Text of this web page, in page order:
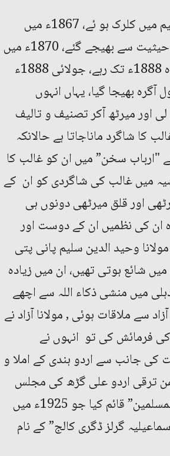
10 جولائی 1860ء کو سرکل میرٹھ کے محکمہ تعلیم میں کلرک ہو ئے، 1867ء میں
ڈسٹرکٹ اسکول سہارنپور میں فارسی کے استاد کی حیثیت سے بھیجے گئے، 1870ء میں
انسپکٹر مدارس کے دفتر میں واپس بلایا گیا جہاں وہ 1888ء تک رہے، جولائی 1888ء
بھیجا گیا، یہاں انہوں
لے لی اور میرٹھ آکر تصنیف و تالیف
شاگرد ماناجاتا ہے حالانکہ
"ارباب سخن” میں ان کو غالب کا
میں غالب کی شاگردی کو ان کے
اور قلق میرٹھی دونوں ہی
ان کی نظمیں ان کے دوست اور
وحید الدین سلیم پانی پتی
شائع ہوتی تھیں، ان میں زیادہ
میں منشی ذکاء اللہ سے اچھے
سے ملاقات ہوئی , مولانا آزاد نے
فرمائش کی تو انہوں نے
کی جانب سے اردو ہندی کے املا و
ترقی اردو علی گڑھ کی مجلس
شوریٰ کے بھی رکن تھے، 1909ء میں "مدرسہ بنات المسلمين” قائم کیا جو 1925ء میں
گرلز ڈگری کالج” کے نام